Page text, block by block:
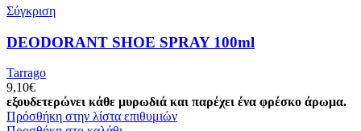
Σύγκριση
DEODORANT SHOE SPRAY 100ml
Tarrago
9,10€
εξουδετερώνει κάθε μυρωδιά και παρέχει ένα φρέσκο ​​άρωμα.
Πρόσθήκη στην λίστα επιθυμιών